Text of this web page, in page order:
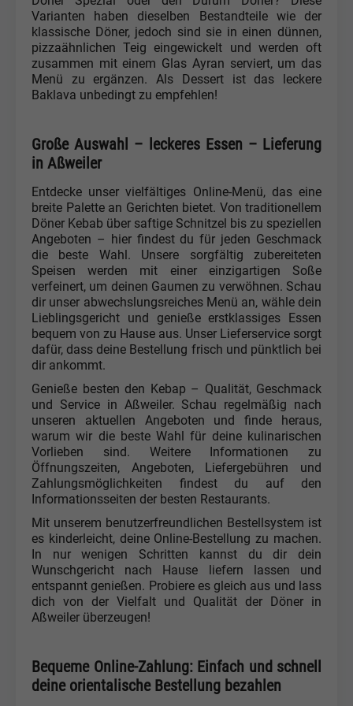
Varianten haben dieselben Bestandteile wie der
klassische Döner, jedoch sind sie in einen dünnen,
pizzaähnlichen Teig eingewickelt und werden oft
zusammen mit einem Glas Ayran serviert, um das
Menü zu ergänzen. Als Dessert ist das leckere
Baklava unbedingt zu empfehlen!
Große Auswahl – leckeres Essen – Lieferung
in Aßweiler
Entdecke unser vielfältiges Online-Menü, das eine
breite Palette an Gerichten bietet. Von traditionellem
Döner Kebab über saftige Schnitzel bis zu speziellen
Angeboten – hier findest du für jeden Geschmack
die beste Wahl. Unsere sorgfältig zubereiteten
Speisen werden mit einer einzigartigen Soße
verfeinert, um deinen Gaumen zu verwöhnen. Schau
dir unser abwechslungsreiches Menü an, wähle dein
Lieblingsgericht und genieße erstklassiges Essen
bequem von zu Hause aus. Unser Lieferservice sorgt
dafür, dass deine Bestellung frisch und pünktlich bei
dir ankommt.
Genieße besten den Kebap – Qualität, Geschmack
und Service in Aßweiler. Schau regelmäßig nach
unseren aktuellen Angeboten und finde heraus,
warum wir die beste Wahl für deine kulinarischen
Vorlieben sind. Weitere Informationen zu
Öffnungszeiten, Angeboten, Liefergebühren und
Zahlungsmöglichkeiten findest du auf den
Informationsseiten der besten Restaurants.
Mit unserem benutzerfreundlichen Bestellsystem ist
es kinderleicht, deine Online-Bestellung zu machen.
In nur wenigen Schritten kannst du dir dein
Wunschgericht nach Hause liefern lassen und
entspannt genießen. Probiere es gleich aus und lass
dich von der Vielfalt und Qualität der Döner in
Aßweiler überzeugen!
Bequeme Online-Zahlung: Einfach und schnell
deine orientalische Bestellung bezahlen